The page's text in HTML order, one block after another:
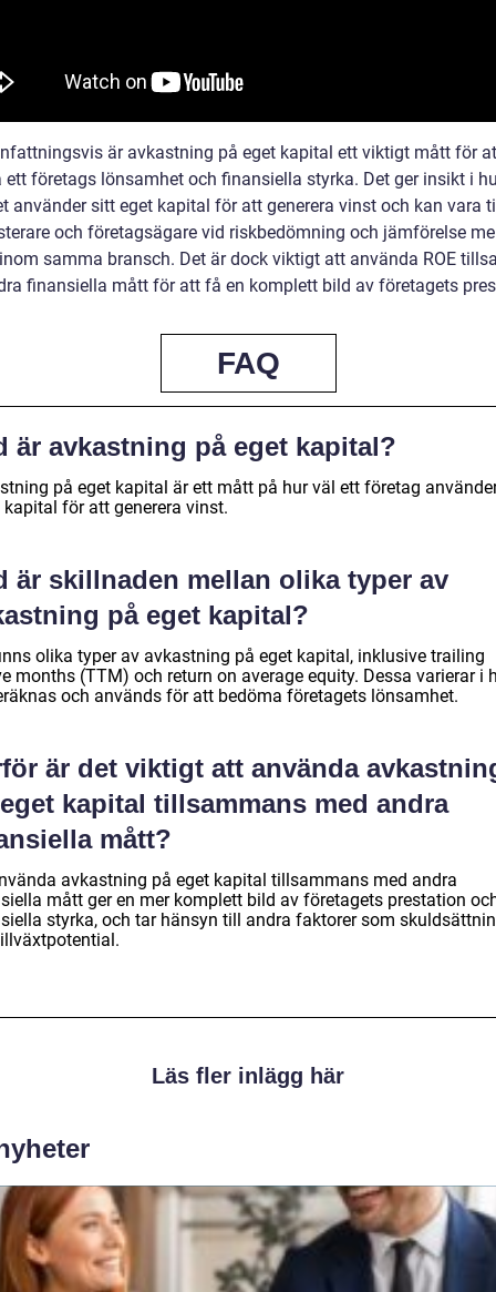
är avkastning på eget kapital ett viktigt mått för
ett företags lönsamhet och finansiella styrka. Det ger insikt i
använder sitt eget kapital för att generera vinst och kan vara
och företagsägare vid riskbedömning och jämförelse
samma bransch. Det är dock viktigt att använda ROE
finansiella mått för att få en komplett bild av företagets
FAQ
är avkastning på eget kapital?
på eget kapital är ett mått på hur väl ett företag
kapital för att generera vinst.
är skillnaden mellan olika typer av
på eget kapital?
olika typer av avkastning på eget kapital, inklusive trailing
months (TTM) och return on average equity. Dessa varierar i
och används för att bedöma företagets lönsamhet.
är det viktigt att använda
kapital tillsammans med andra
mått?
avkastning på eget kapital tillsammans med andra
mått ger en mer komplett bild av företagets prestation
styrka, och tar hänsyn till andra faktorer som
Läs fler inlägg här